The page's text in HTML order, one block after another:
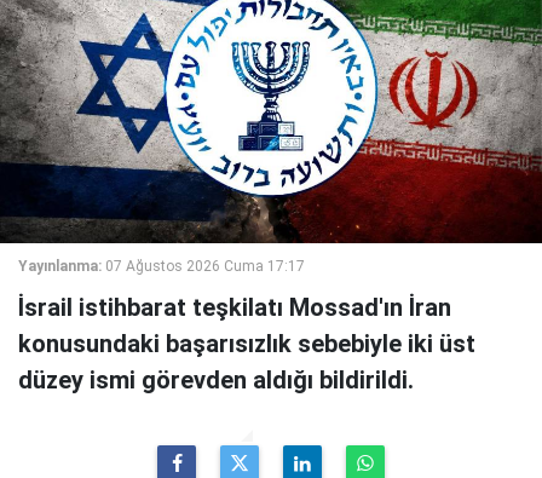
Yayınlanma: 07 Ağustos 2026 Cuma 17:17
İsrail istihbarat teşkilatı Mossad'ın İran
konusundaki başarısızlık sebebiyle iki üst
düzey ismi görevden aldığı bildirildi.